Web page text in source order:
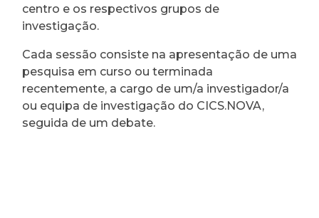
centro e os respectivos grupos de
investigação.
Cada sessão consiste na apresentação de uma
pesquisa em curso ou terminada
recentemente, a cargo de um/a investigador/a
ou equipa de investigação do CICS.NOVA,
seguida de um debate.